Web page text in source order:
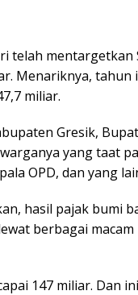
telah mentargetkan
Menariknya,
miliar.
Gresik,
yang taat
OPD, dan yang
hasil pajak bumi
berbagai
147 miliar. Dan